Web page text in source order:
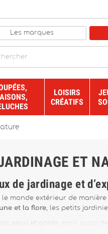
Les marques
LOISIRS
CRÉATIFS
ET
de jardinage et
monde extérieur de
et la flore, les petits